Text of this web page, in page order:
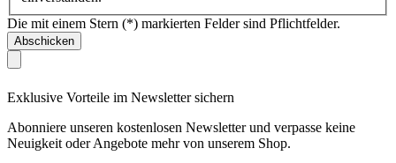
Die mit einem Stern (*) markierten Felder sind Pflichtfelder.
Abschicken
Exklusive Vorteile im Newsletter sichern
Abonniere unseren kostenlosen Newsletter und verpasse keine
Neuigkeit oder Angebote mehr von unserem Shop.